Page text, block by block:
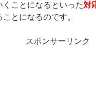
ことになるといった対
とになるのです。
スポンサーリンク